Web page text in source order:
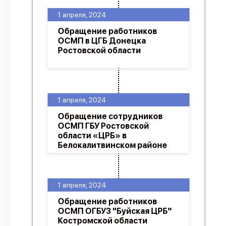
1 апреля, 2024
Обращение работников
ОСМП ОГБУЗ "Буйская ЦРБ"
Костромской области
1 апреля, 2024
Обращение сотрудников
ОСМП ГБУ Ростовской
области «ЦРБ» в
Белокалитвинском районе
1 апреля, 2024
Обращение работников
ОСМП в ЦГБ Донецка
Ростовской области